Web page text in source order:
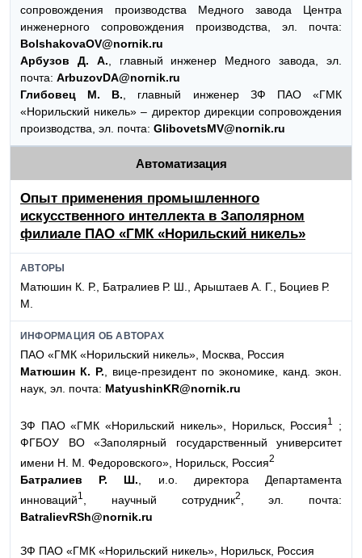
сопровождения производства Медного завода Центра
инженерного сопровождения производства, эл. почта:
BolshakovaOV@nornik.ru
Арбузов Д. А. , главный инженер Медного завода, эл.
почта: ArbuzovDA@nornik.ru
Глибовец М. В. , главный инженер ЗФ ПАО «ГМК
«Норильский никель» – директор дирекции сопровождения
производства, эл. почта: GlibovetsMV@nornik.ru
Автоматизация
Опыт применения промышленного
искусственного интеллекта в Заполярном
филиале ПАО «ГМК «Норильский никель»
АВТОРЫ
Матюшин К. Р., Батралиев Р. Ш., Арыштаев А. Г., Боциев Р.
М.
ИНФОРМАЦИЯ ОБ АВТОРАХ
ПАО «ГМК «Норильский никель», Москва, Россия
Матюшин К. Р., вице-президент по экономике, канд. экон.
наук, эл. почта: MatyushinKR@nornik.ru
ЗФ ПАО «ГМК «Норильский никель», Норильск, Россия1
;
ФГБОУ ВО «Заполярный государственный университет
имени Н. М. Федоровского», Норильск, Россия2
Батралиев Р. Ш. , и.о. директора Департамента
инноваций1 , научный сотрудник2
, эл. почта:
BatralievRSh@nornik.ru
ЗФ ПАО «ГМК «Норильский никель», Норильск, Россия